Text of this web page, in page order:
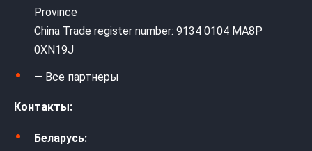
Province
China Trade register number: 9134 0104 MA8P
0XN19J
— Все партнеры
Контакты:
Беларусь: